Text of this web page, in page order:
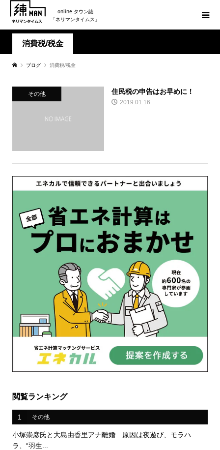
online タウン誌
「ネリマンタイムス」
消費税/税金
ブログ 消費税/税金
その他 住民税の申告はお早めに！
2019.01.16
閲覧ランキング
1 その他
小塚崇彦氏と大島由香里アナ離婚 原因は夜遊び、モラハ
ラ、“羽生...